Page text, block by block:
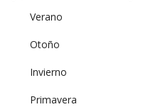
Verano
Otoño
Invierno
Primavera